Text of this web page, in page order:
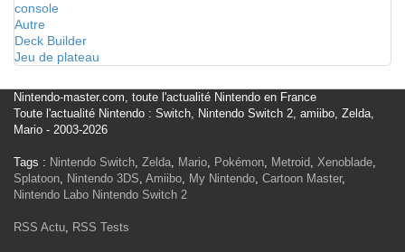
console
Autre
Deck Builder
Jeu de plateau
Nintendo-master.com, toute l'actualité Nintendo en France
Toute l'actualité Nintendo : Switch, Nintendo Switch 2, amiibo, Zelda,
Mario - 2003-2026
Tags : Nintendo Switch, Zelda, Mario, Pokémon, Metroid, Xenoblade,
Splatoon, Nintendo 3DS, Amiibo, My Nintendo, Cartoon Master,
Nintendo Labo Nintendo Switch 2
RSS Actu, RSS Tests